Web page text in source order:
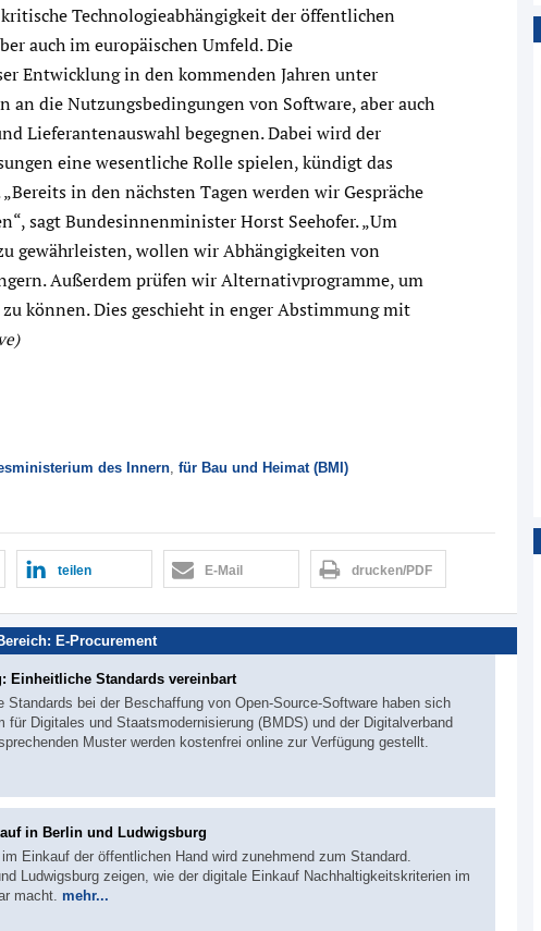
Technologieabhängigkeit der öffentlichen
auch im europäischen Umfeld. Die
Entwicklung in den kommenden Jahren unter
an die Nutzungsbedingungen von Software, aber auch
Lieferantenauswahl begegnen. Dabei wird der
eine wesentliche Rolle spielen, kündigt das
in den nächsten Tagen werden wir Gespräche
sagt Bundesinnenminister Horst Seehofer. „Um
gewährleisten, wollen wir Abhängigkeiten von
Außerdem prüfen wir Alternativprogramme, um
können. Dies geschieht in enger Abstimmung mit
des Innern, für Bau und Heimat (BMI)
teilen E-Mail drucken/PDF
E-Procurement
Einheitliche Standards vereinbart
Standards bei der Beschaffung von Open-Source-Software haben sich
für Digitales und Staatsmodernisierung (BMDS) und der Digitalverband
Muster werden kostenfrei online zur Verfügung gestellt.
in Berlin und Ludwigsburg
Einkauf der öffentlichen Hand wird zunehmend zum Standard.
Ludwigsburg zeigen, wie der digitale Einkauf Nachhaltigkeitskriterien im
macht. mehr...